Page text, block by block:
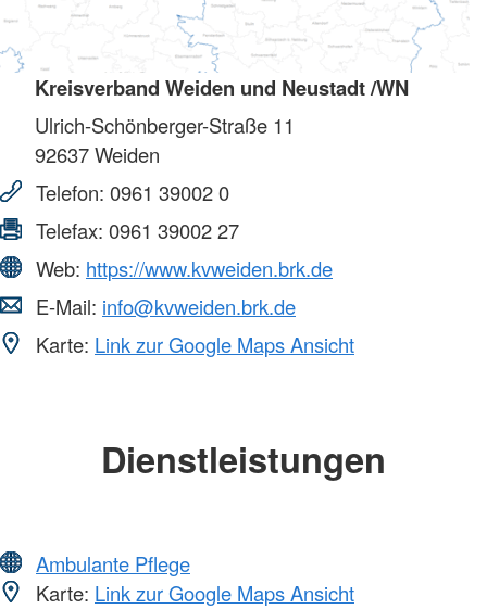
Kreisverband Weiden und Neustadt /WN
Ulrich-Schönberger-Straße 11
92637Weiden
Telefon: 0961 39002 0
Telefax: 0961 39002 27
Web: https://www.kvweiden.brk.de
E-Mail: info@kvweiden.brk.de
Karte: Link zur Google Maps Ansicht
Dienstleistungen
Ambulante Pflege
Karte: Link zur Google Maps Ansicht